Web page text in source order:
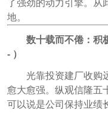
了强劲的动力引擎。从
地。
数十载而不倦：积
- ）
光靠投资建厂收购
愈大愈强。纵观信隆五
可以说是公司保持业绩